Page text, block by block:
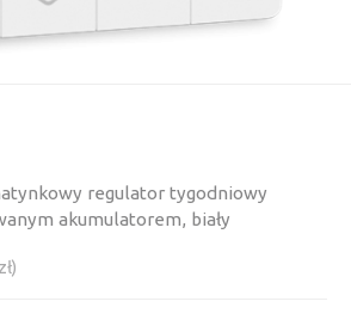
regulator tygodniowy
akumulatorem, biały